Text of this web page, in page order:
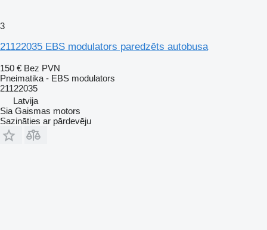
3
21122035 EBS modulators paredzēts autobusa
150 € Bez PVN
Pneimatika - EBS modulators
21122035
Latvija
Sia Gaismas motors
Sazināties ar pārdevēju